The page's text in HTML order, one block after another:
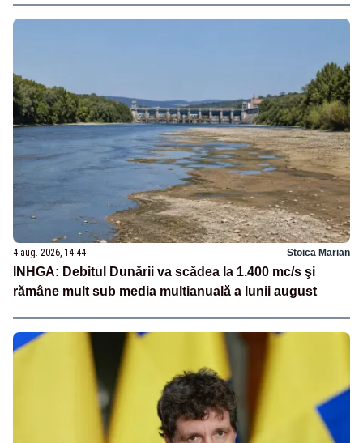
4 aug. 2026, 14:44 Stoica Marian
INHGA: Debitul Dunării va scădea la 1.400 mc/s şi
rămâne mult sub media multianuală a lunii august